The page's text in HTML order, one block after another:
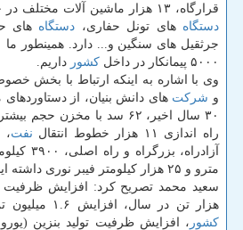
قرارگاه، ۱۳ هزار ماشین آلات مختلف در حوزه های مختلف دریایی،
دستگاه های تونل حفاری، دستگاه های
۵۰۰۰ پیمانكار در داخل
كشور داریم.
وی با اشاره به اینكه ارتباط با بخش
و شركت های دانش بنیان، از
راه اندازی ۱۱ هزار خطوط انتقال
نفت،
مترو و ۲۵ هزار كیلومتر فیبر نوری داشته ایم.
هزار تن در سال، افزایش ۱.۶ میلیون تن ظرفیت تولید فولاد به
كشور